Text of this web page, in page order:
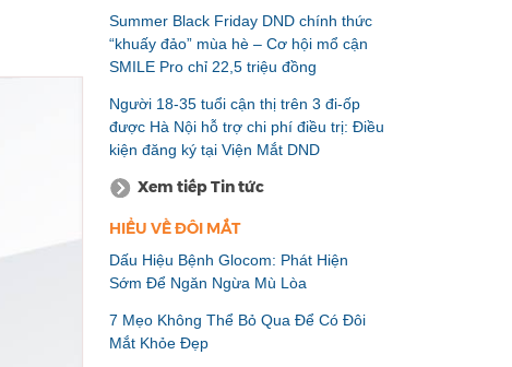
Summer Black Friday DND chính thức
“khuấy đảo” mùa hè – Cơ hội mổ cận
SMILE Pro chỉ 22,5 triệu đồng
Người 18-35 tuổi cận thị trên 3 đi-ốp
được Hà Nội hỗ trợ chi phí điều trị: Điều
kiện đăng ký tại Viện Mắt DND
Xem tiếp Tin tức
HIỂU VỀ ĐÔI MẮT
Dấu Hiệu Bệnh Glocom: Phát Hiện
Sớm Để Ngăn Ngừa Mù Lòa
7 Mẹo Không Thể Bỏ Qua Để Có Đôi
Mắt Khỏe Đẹp